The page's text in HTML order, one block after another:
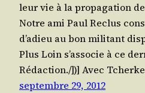
leur vie à la pro­pa­ga­tion
Notre ami Paul Reclus
d’a­dieu au bon mili­tant
Plus Loin s’as­so­cie à ce
Rédaction./])] Avec
septembre 29, 2012